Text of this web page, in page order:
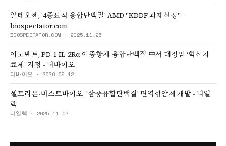
알테오젠, '4중표적 융합단백질' AMD "KDDF 과제선정" -
biospectator.com
BIOSPECTATOR.COM · 2025.11.25
이노벤트, PD-1·IL-2Rα 이중항체 융합단백질 中서 대장암 ‘혁신치
료제’ 지정 - 더바이오
더바이오 · 2026.05.12
셀트리온-머스트바이오, '삼중융합단백질' 면역항암제 개발 - 디일
렉
디일렉 · 2025.11.02